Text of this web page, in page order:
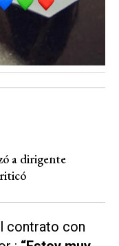
a dirigente
contrato con